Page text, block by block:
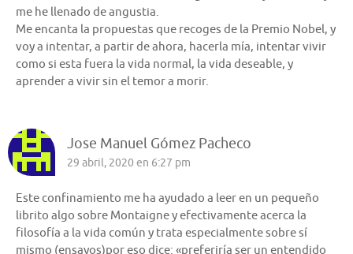
me he llenado de angustia.
Me encanta la propuestas que recoges de la Premio Nobel, y
voy a intentar, a partir de ahora, hacerla mía, intentar vivir
como si esta fuera la vida normal, la vida deseable, y
aprender a vivir sin el temor a morir.
Jose Manuel Gómez Pacheco
29 abril, 2020 en 6:27 pm
Este confinamiento me ha ayudado a leer en un pequeño
librito algo sobre Montaigne y efectivamente acerca la
filosofía a la vida común y trata especialmente sobre sí
mismo (ensayos)por eso dice: «preferiría ser un entendido